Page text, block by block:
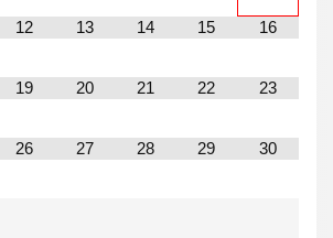
12 13 14 15 16
19 20 21 22 23
26 27 28 29 30